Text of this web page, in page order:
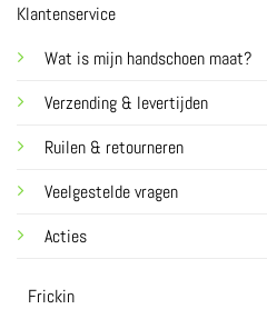
Klantenservice
Wat is mijn handschoen maat?
Verzending & levertijden
Ruilen & retourneren
Veelgestelde vragen
Acties
Frickin